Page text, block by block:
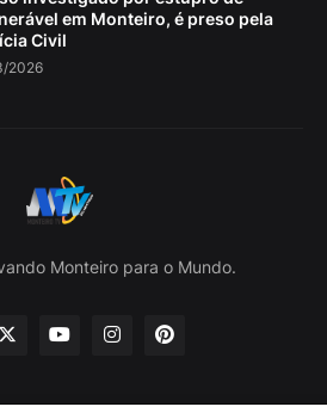
em Monteiro, é preso pela
Civil
2026
Monteiro para o Mundo.